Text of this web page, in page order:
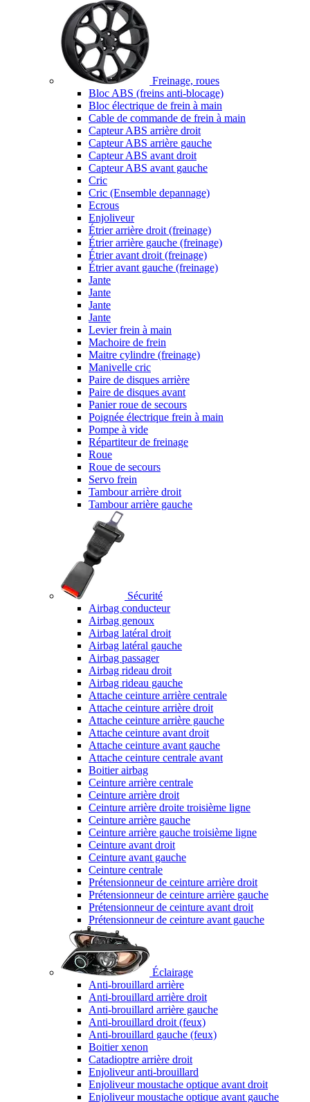
Freinage, roues
Bloc ABS (freins anti-blocage)
Bloc électrique de frein à main
Cable de commande de frein à main
Capteur ABS arrière droit
Capteur ABS arrière gauche
Capteur ABS avant droit
Capteur ABS avant gauche
Cric
Cric (Ensemble depannage)
Ecrous
Enjoliveur
Étrier arrière droit (freinage)
Étrier arrière gauche (freinage)
Étrier avant droit (freinage)
Étrier avant gauche (freinage)
Jante
Jante
Jante
Jante
Levier frein à main
Machoire de frein
Maitre cylindre (freinage)
Manivelle cric
Paire de disques arrière
Paire de disques avant
Panier roue de secours
Poignée électrique frein à main
Pompe à vide
Répartiteur de freinage
Roue
Roue de secours
Servo frein
Tambour arrière droit
Tambour arrière gauche
Sécurité
Airbag conducteur
Airbag genoux
Airbag latéral droit
Airbag latéral gauche
Airbag passager
Airbag rideau droit
Airbag rideau gauche
Attache ceinture arrière centrale
Attache ceinture arrière droit
Attache ceinture arrière gauche
Attache ceinture avant droit
Attache ceinture avant gauche
Attache ceinture centrale avant
Boitier airbag
Ceinture arrière centrale
Ceinture arrière droit
Ceinture arrière droite troisième ligne
Ceinture arrière gauche
Ceinture arrière gauche troisième ligne
Ceinture avant droit
Ceinture avant gauche
Ceinture centrale
Prétensionneur de ceinture arrière droit
Prétensionneur de ceinture arrière gauche
Prétensionneur de ceinture avant droit
Prétensionneur de ceinture avant gauche
Éclairage
Anti-brouillard arrière
Anti-brouillard arrière droit
Anti-brouillard arrière gauche
Anti-brouillard droit (feux)
Anti-brouillard gauche (feux)
Boitier xenon
Catadioptre arrière droit
Enjoliveur anti-brouillard
Enjoliveur moustache optique avant droit
Enjoliveur moustache optique avant gauche